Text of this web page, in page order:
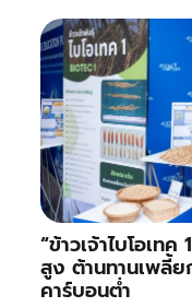
“ข้าวเจ้าไบโอเท
สูง ต้านทานเพลี้
คาร์บอนต่ำ